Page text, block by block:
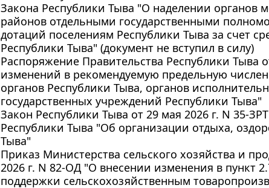
Закона Республики Тыва "О наделении органов
районов отдельными государственными
дотаций поселениям Республики Тыва за счет
Республики Тыва" (документ не вступил в силу)
Распоряжение Правительства Республики Тыва
изменений в рекомендуемую предельную
органов Республики Тыва, органов
государственных учреждений Республики Тыва"
Закон Республики Тыва от 29 мая 2026 г. N 35-
Республики Тыва "Об организации отдыха,
Тыва"
Приказ Министерства сельского хозяйства и
2026 г. N 82-ОД "О внесении изменения в пункт
поддержки сельскохозяйственным